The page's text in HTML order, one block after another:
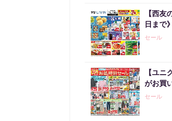
【西
日まで》
セール
【ユ
がお買
セール